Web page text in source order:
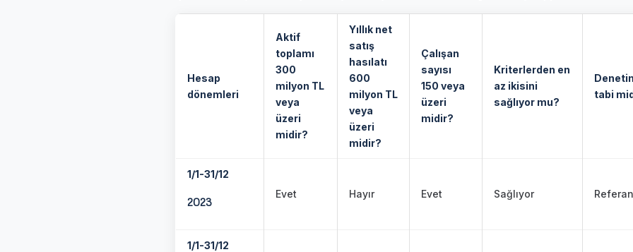
Hesap
dönemleri
Aktif
toplamı
300
milyon TL
veya
üzeri
midir?
Yıllık net
satış
hasılatı
600
milyon TL
veya
üzeri
midir?
Çalışan
sayısı
150 veya
üzeri
midir?
Kriterlerden en
az ikisini
sağlıyor mu?
tabi
1/1-31/12
2023
Evet Hayır Evet Sağlıyor
1/1-31/12